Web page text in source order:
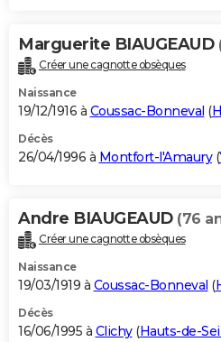
Marguerite BIAUGEAUD
Créer une cagnotte obsèques
Naissance
19/12/1916 à Coussac-Bonneval (
Décès
26/04/1996 à Montfort-l'Amaury(
Andre BIAUGEAUD (76
Créer une cagnotte obsèques
Naissance
19/03/1919 à Coussac-Bonneval (
Décès
16/06/1995 à Clichy(Hauts-de-